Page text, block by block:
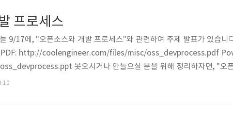
프로세스
9/17에, "오픈소스와 개발 프로세스"와 관련하여 주제 발표가 있습니
. PDF: http://coolengineer.com/files/misc/oss_devprocess.pdf
못오시거나 안들으실 분을 위해 정리하자면, "오
도입할만한 것을 찾아봅시다" 입니다. 위 문서는 맨 마지막 장의